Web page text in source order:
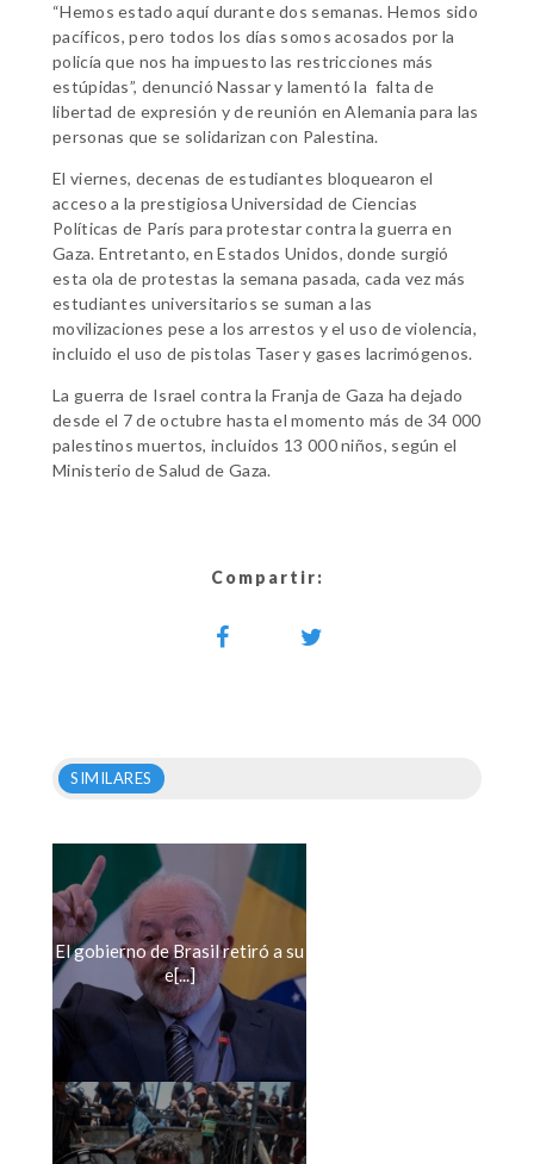
“Hemos estado aquí durante dos semanas. Hemos sido
pacíficos, pero todos los días somos acosados ​​por la
policía que nos ha impuesto las restricciones más
estúpidas”, denunció Nassar y lamentó la falta de
libertad de expresión y de reunión en Alemania para las
personas que se solidarizan con Palestina.
El viernes, decenas de estudiantes bloquearon el
acceso a la prestigiosa Universidad de Ciencias
Políticas de París para protestar contra la guerra en
Gaza. Entretanto, en Estados Unidos, donde surgió
esta ola de protestas la semana pasada, cada vez más
estudiantes universitarios se suman a las
movilizaciones pese a los arrestos y el uso de violencia,
incluido el uso de pistolas Taser y gases lacrimógenos.
La guerra de Israel contra la Franja de Gaza ha dejado
desde el 7 de octubre hasta el momento más de 34 000
palestinos muertos, incluidos 13 000 niños, según el
Ministerio de Salud de Gaza.
Compartir:
SIMILARES
El gobierno de Brasil retiró a su
e[...]